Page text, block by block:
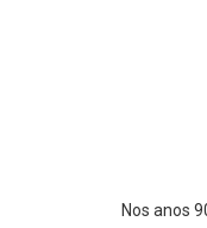
Nos anos